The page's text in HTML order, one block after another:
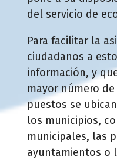
del servicio de
Para facilitar la
ciudadanos a
información, y
mayor número
puestos se
los municipios,
municipales, las
ayuntamientos o